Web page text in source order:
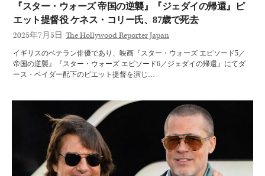
『スター・ウォーズ 帝国の逆襲』『ジェダイの帰還』ピ
エット提督役 ケネス・コリー氏、87歳で死去
2025年7月5日 The Hollywood Reporter Japan
イギリスのベテラン俳優であり、映画『スター・ウォーズ エピソード5／
帝国の逆襲』『スター・ウォーズ エピソード6／ジェダイの帰還』にてダ
ース・ベイダー配下のピエット提督を演じ…